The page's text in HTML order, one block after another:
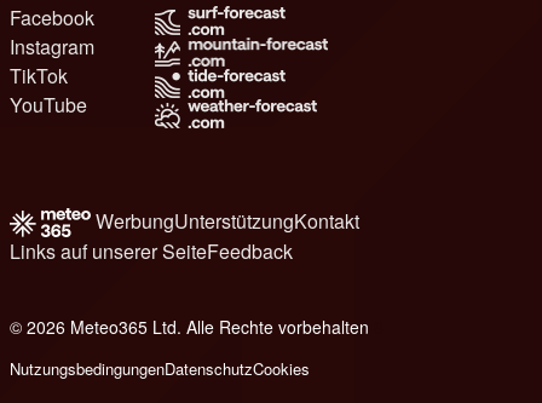
Facebook
Instagram
TikTok
YouTube
WerbungUnterstützungKontakt
Links auf unserer SeiteFeedback
© 2026 Meteo365 Ltd. Alle Rechte vorbehalten
NutzungsbedingungenDatenschutzCookies